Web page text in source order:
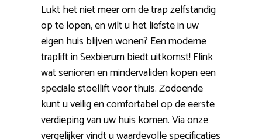
Lukt het niet meer om de trap zelfstandig
op te lopen, en wilt u het liefste in uw
eigen huis blijven wonen? Een moderne
traplift in Sexbierum biedt uitkomst! Flink
wat senioren en mindervaliden kopen een
speciale stoellift voor thuis. Zodoende
kunt u veilig en comfortabel op de eerste
verdieping van uw huis komen. Via onze
vergelijker vindt u waardevolle specificaties